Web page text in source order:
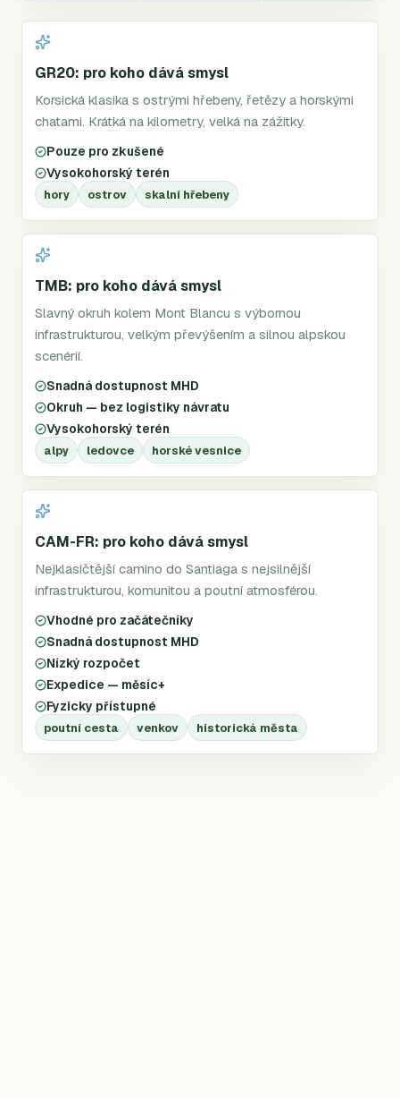
GR20: pro koho dává smysl
Korsická klasika s ostrými hřebeny, řetězy a horskými
chatami. Krátká na kilometry, velká na zážitky.
Pouze pro zkušené
Vysokohorský terén
hory ostrov skalní hřebeny
TMB: pro koho dává smysl
Slavný okruh kolem Mont Blancu s výbornou
infrastrukturou, velkým převýšením a silnou alpskou
scenérií.
Snadná dostupnost MHD
Okruh — bez logistiky návratu
Vysokohorský terén
alpy ledovce horské vesnice
CAM-FR: pro koho dává smysl
Nejklasičtější camino do Santiaga s nejsilnější
infrastrukturou, komunitou a poutní atmosférou.
Vhodné pro začátečníky
Snadná dostupnost MHD
Nízký rozpočet
Expedice — měsíc+
Fyzicky přístupné
poutní cesta venkov historická města